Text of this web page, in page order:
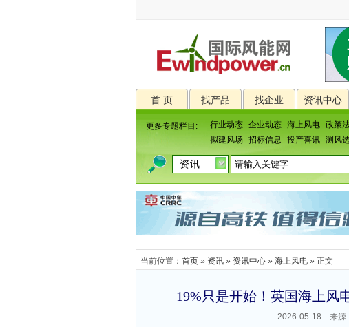
首 页 找产品 找企业 资讯中心
更多专题栏目: 行业动态 企业动态 海上风电 政策
拟建风场
招标信息 投产喜讯 测风
当前位置： 首页 » 资讯 » 资讯中心 » 海上风电 » 正文
19%只是开始！英国海上风
2026-05-18 来源